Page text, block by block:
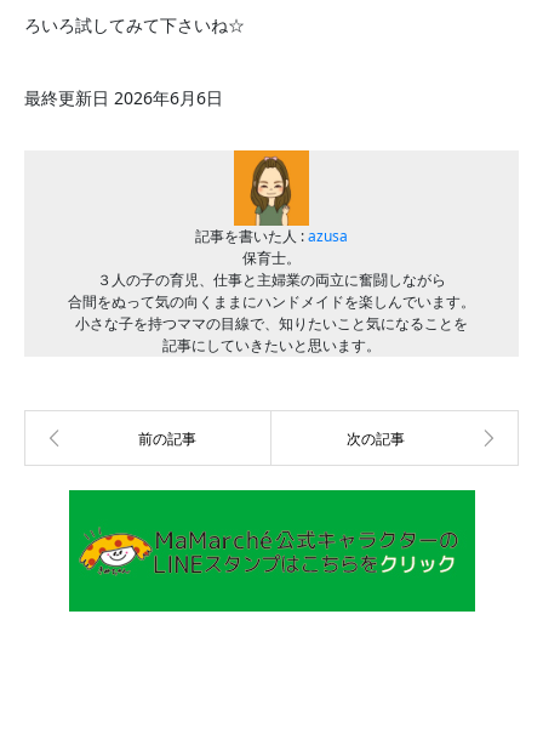
ろいろ試してみて下さいね☆
最終更新日 2026年6月6日
記事を書いた人 :azusa
保育士。
３人の子の育児、仕事と主婦業の両立に奮闘しながら
合間をぬって気の向くままにハンドメイドを楽しんでいます。
小さな子を持つママの目線で、知りたいこと気になることを
記事にしていきたいと思います。